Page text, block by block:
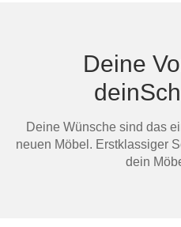
Deine
Deine Wünsche sind das
neuen Möbel. Erstklassiger
dein